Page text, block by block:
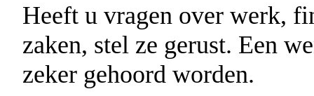
Heeft u vragen over werk,
zaken, stel ze gerust. Een
zeker gehoord worden.